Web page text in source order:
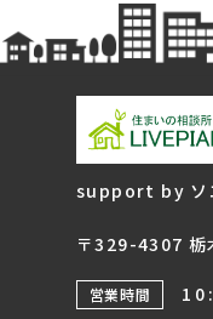
support by ソ
〒329-4307 栃
営業時間